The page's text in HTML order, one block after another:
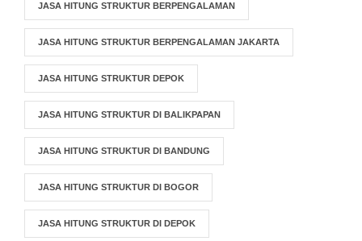
JASA HITUNG STRUKTUR BERPENGALAMAN
JASA HITUNG STRUKTUR BERPENGALAMAN JAKARTA
JASA HITUNG STRUKTUR DEPOK
JASA HITUNG STRUKTUR DI BALIKPAPAN
JASA HITUNG STRUKTUR DI BANDUNG
JASA HITUNG STRUKTUR DI BOGOR
JASA HITUNG STRUKTUR DI DEPOK